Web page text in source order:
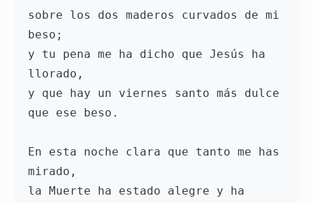
sobre los dos maderos curvados de mi
beso;
y tu pena me ha dicho que Jesús ha
llorado,
y que hay un viernes santo más dulce
que ese beso.
En esta noche clara que tanto me has
mirado,
la Muerte ha estado alegre y ha